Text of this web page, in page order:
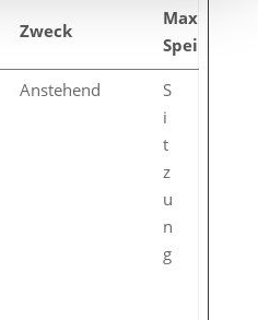
Zweck
Maximale
Anstehend
S
i
t
z
u
n
g